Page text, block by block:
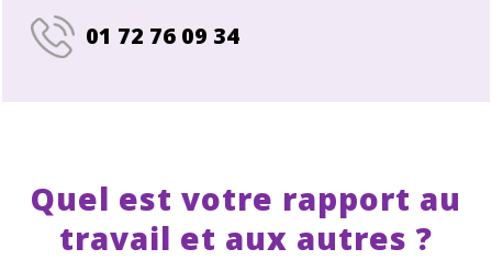
01 72 76 09 34
Quel est votre rapport au
travail et aux autres ?